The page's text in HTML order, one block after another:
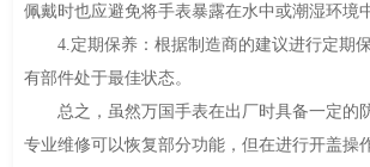
佩戴时也应避免将手表暴露在水中或潮湿环境中
4.定期保养：根据制造商的建议进行定期
有部件处于最佳状态。
总之，虽然万国手表在出厂时具备一定的
专业维修可以恢复部分功能，但在进行开盖操